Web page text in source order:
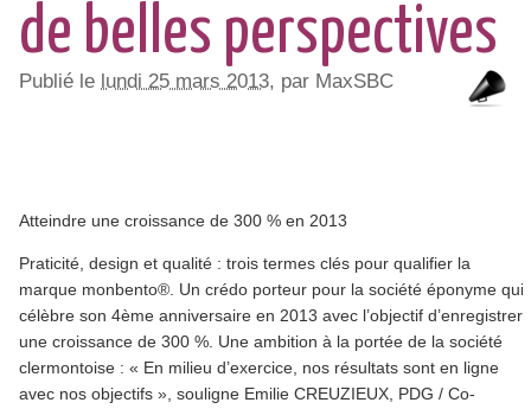
de belles perspectives
Publié le lundi 25 mars 2013, par MaxSBC
Atteindre une croissance de 300 % en 2013
Praticité, design et qualité : trois termes clés pour qualifier la
marque monbento®. Un crédo porteur pour la société éponyme qui
célèbre son 4ème anniversaire en 2013 avec l’objectif d’enregistrer
une croissance de 300 %. Une ambition à la portée de la société
clermontoise : « En milieu d’exercice, nos résultats sont en ligne
avec nos objectifs », souligne Emilie CREUZIEUX, PDG / Co-